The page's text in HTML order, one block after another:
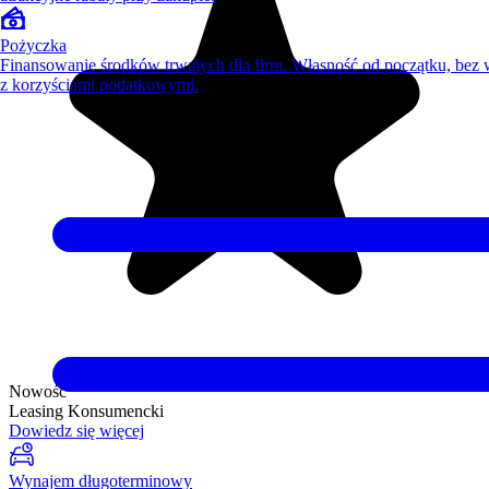
Nowość
Leasing Konsumencki
Dowiedz się więcej
Wynajem długoterminowy
Pożyczka
Finansowanie środków trwałych dla firm. Własność od początku, bez
z korzyściami podatkowymi.